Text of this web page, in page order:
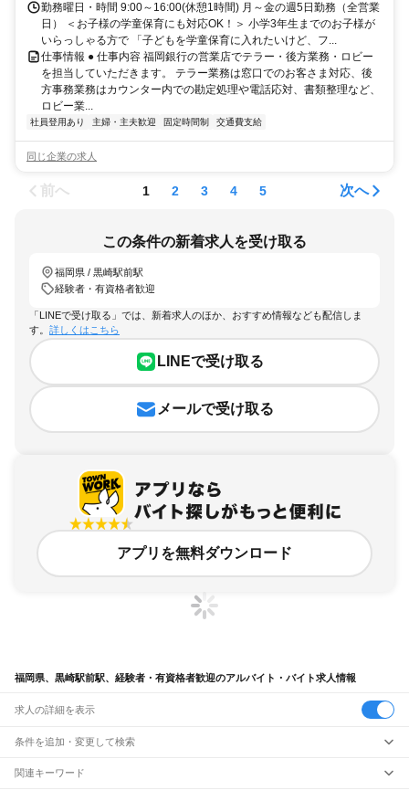
勤務曜日・時間 9:00～16:00(休憩1時間) 月～金の週5日勤務（全営業
日） ＜お子様の学童保育にも対応OK！＞ 小学3年生までのお子様が
いらっしゃる方で 「子どもを学童保育に入れたいけど、フ...
仕事情報 ● 仕事内容 福岡銀行の営業店でテラー・後方業務・ロビー
を担当していただきます。 テラー業務は窓口でのお客さま対応、後
方事務業務はカウンター内での勘定処理や電話応対、書類整理など、
ロビー業...
社員登用あり 主婦・主夫歓迎 固定時間制 交通費支給
同じ企業の求人
前へ 1 2 3 4 5 次へ
この条件の新着求人を受け取る
福岡県 / 黒崎駅前駅
経験者・有資格者歓迎
「LINEで受け取る」では、新着求人のほか、おすすめ情報なども配信しま
す。 詳しくはこちら
LINEで受け取る
メールで受け取る
アプリを無料ダウンロード
福岡県、黒崎駅前駅、経験者・有資格者歓迎のアルバイト・バイト求人情報
求人の詳細を表示
条件を追加・変更して検索
市区町村を追加・変更
関連キーワード